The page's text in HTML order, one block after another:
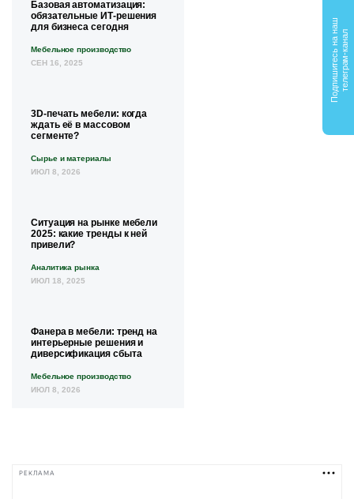
Базовая автоматизация:
обязательные ИТ-решения
для бизнеса сегодня
Мебельное производство
СЕН 16, 2025
3D-печать мебели: когда
ждать её в массовом
сегменте?
Сырье и материалы
ИЮЛ 8, 2026
Ситуация на рынке мебели
2025: какие тренды к ней
привели?
Аналитика рынка
ИЮЛ 18, 2025
Фанера в мебели: тренд на
интерьерные решения и
диверсификация сбыта
Мебельное производство
ИЮЛ 8, 2026
РЕКЛАМА
П
о
д
п
и
ш
и
т
е
с
ь
н
ан
а
ш
т
е
л
е
г
р
а
м
-
к
а
н
ал